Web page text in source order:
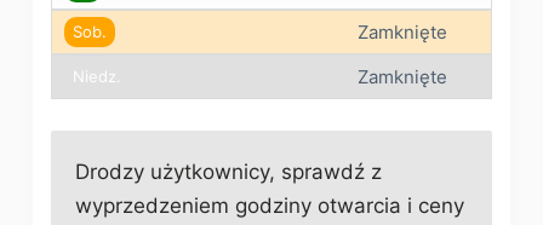
Sob. Zamknięte
Niedz. Zamknięte
Drodzy użytkownicy, sprawdź z
wyprzedzeniem godziny otwarcia i ceny